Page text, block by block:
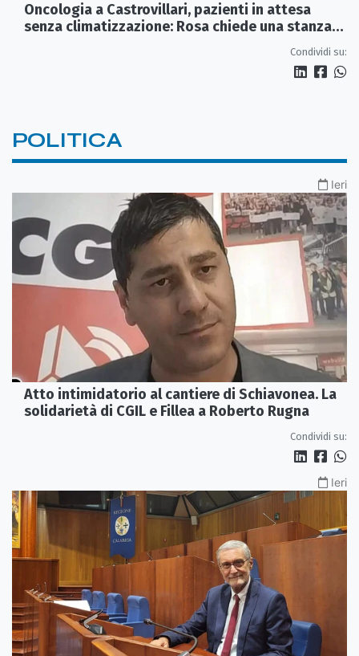
Oncologia a Castrovillari, pazienti in attesa
senza climatizzazione: Rosa chiede una stanza
Condividi su:
POLITICA
Ieri
Atto intimidatorio al cantiere di Schiavonea. La
solidarietà di CGIL e Fillea a Roberto Rugna
Condividi su:
Ieri